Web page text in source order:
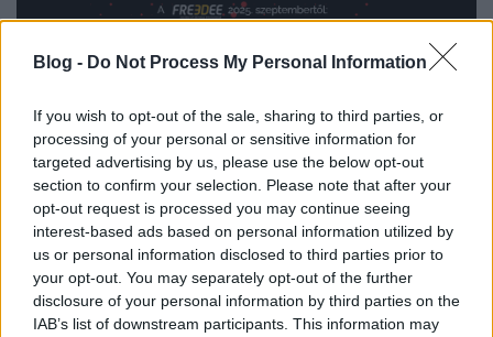
Blog - Do Not Process My Personal Information
If you wish to opt-out of the sale, sharing to third parties, or
processing of your personal or sensitive information for
targeted advertising by us, please use the below opt-out
section to confirm your selection. Please note that after your
opt-out request is processed you may continue seeing
interest-based ads based on personal information utilized by
us or personal information disclosed to third parties prior to
your opt-out. You may separately opt-out of the further
disclosure of your personal information by third parties on the
IAB’s list of downstream participants. This information may